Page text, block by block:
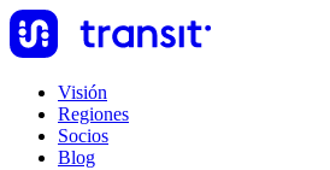
Visión
Regiones
Socios
Blog